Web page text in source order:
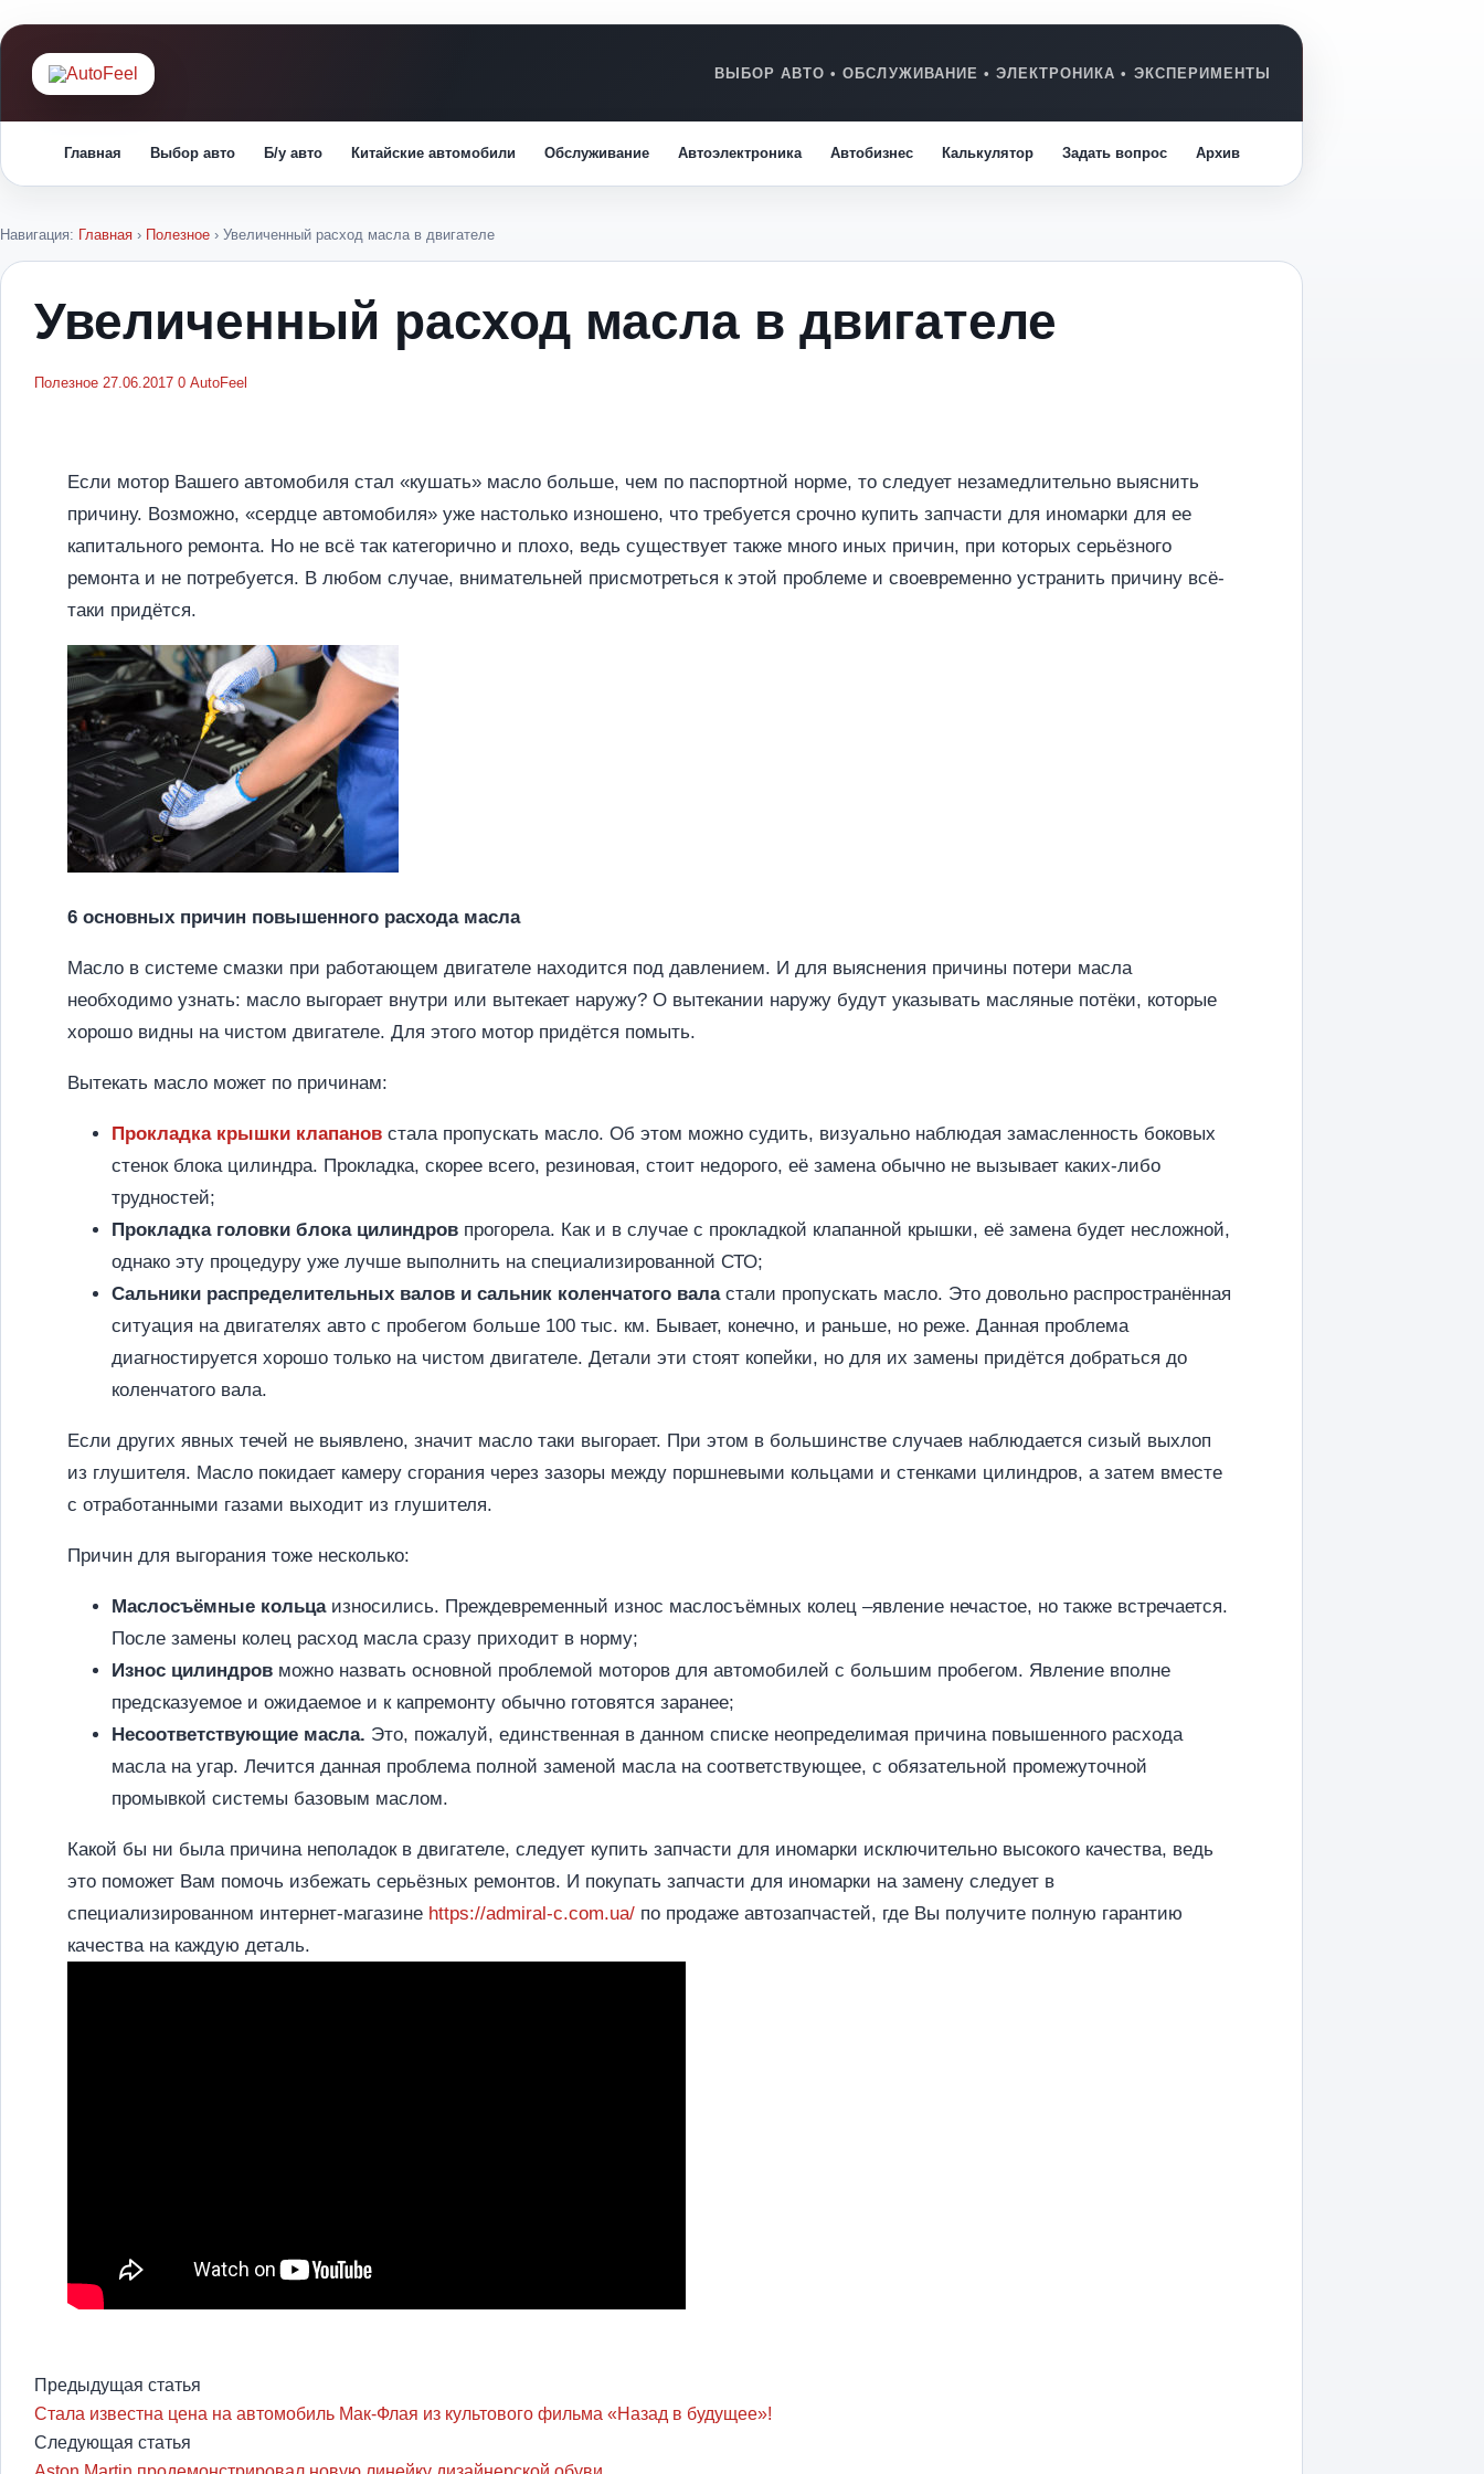
Главная Выбор авто Б/у авто Китайские автомобили Обслуживание Автоэлектроника Автобизнес Калькулятор Задать вопрос Архив
Навигация: Главная › Полезное › Увеличенный расход масла в двигателе
Увеличенный расход масла в двигателе
Полезное 27.06.2017 0 AutoFeel
Если мотор Вашего автомобиля стал «кушать» масло больше, чем по паспортной норме, то следует незамедлительно выяснить
причину. Возможно, «сердце автомобиля» уже настолько изношено, что требуется срочно купить запчасти для иномарки для ее
капитального ремонта. Но не всё так категорично и плохо, ведь существует также много иных причин, при которых серьёзного
ремонта и не потребуется. В любом случае, внимательней присмотреться к этой проблеме и своевременно устранить причину всё-
таки придётся.
6 основных причин повышенного расхода масла
Масло в системе смазки при работающем двигателе находится под давлением. И для выяснения причины потери масла
необходимо узнать: масло выгорает внутри или вытекает наружу? О вытекании наружу будут указывать масляные потёки, которые
хорошо видны на чистом двигателе. Для этого мотор придётся помыть.
Вытекать масло может по причинам:
Прокладка крышки клапанов стала пропускать масло. Об этом можно судить, визуально наблюдая замасленность боковых
стенок блока цилиндра. Прокладка, скорее всего, резиновая, стоит недорого, её замена обычно не вызывает каких-либо
трудностей;
Прокладка головки блока цилиндров прогорела. Как и в случае с прокладкой клапанной крышки, её замена будет несложной,
однако эту процедуру уже лучше выполнить на специализированной СТО;
Сальники распределительных валов и сальник коленчатого валастали пропускать масло. Это довольно распространённая
ситуация на двигателях авто с пробегом больше 100 тыс. км. Бывает, конечно, и раньше, но реже. Данная проблема
диагностируется хорошо только на чистом двигателе. Детали эти стоят копейки, но для их замены придётся добраться до
коленчатого вала.
Если других явных течей не выявлено, значит масло таки выгорает. При этом в большинстве случаев наблюдается сизый выхлоп
из глушителя. Масло покидает камеру сгорания через зазоры между поршневыми кольцами и стенками цилиндров, а затем вместе
с отработанными газами выходит из глушителя.
Причин для выгорания тоже несколько:
Маслосъёмные кольцаизносились. Преждевременный износ маслосъёмных колец –явление нечастое, но также встречается.
После замены колец расход масла сразу приходит в норму;
Износ цилиндров можно назвать основной проблемой моторов для автомобилей с большим пробегом. Явление вполне
предсказуемое и ожидаемое и к капремонту обычно готовятся заранее;
Несоответствующие масла. Это, пожалуй, единственная в данном списке неопределимая причина повышенного расхода
масла на угар. Лечится данная проблема полной заменой масла на соответствующее, с обязательной промежуточной
промывкой системы базовым маслом.
Какой бы ни была причина неполадок в двигателе, следует купить запчасти для иномарки исключительно высокого качества, ведь
это поможет Вам помочь избежать серьёзных ремонтов. И покупать запчасти для иномарки на замену следует в
специализированном интернет-магазине https://admiral-c.com.ua/ по продаже автозапчастей, где Вы получите полную гарантию
качества на каждую деталь.
Предыдущая статья
Стала известна цена на автомобиль Мак-Флая из культового фильма «Назад в будущее»!
Следующая статья